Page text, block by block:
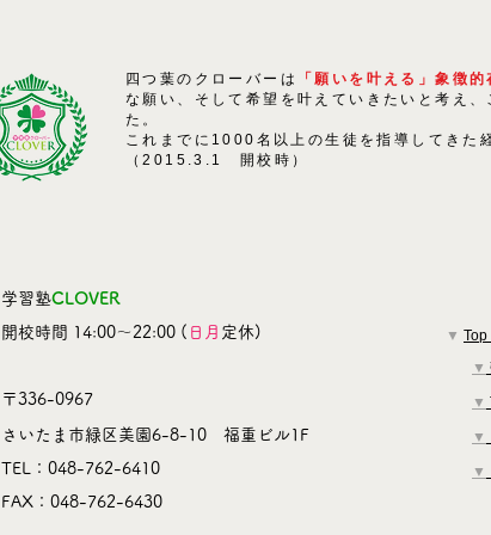
四つ葉のクローバーは 「願いを叶える」象徴的
な願い、そして希望を叶えていきたいと考え
た。
これまでに1000名以上の生徒を指導してきた
（2015.3.1 開校時）
学習塾CLOVER
​開校時間 14:00～22:00 ( 日月 定休)
〒336-0967
さいたま市緑区美園6-8-10 福重ビル1F
TEL：048-762-6410
​FAX：048-762-6430
▼ Top
▼
▼
▼
▼